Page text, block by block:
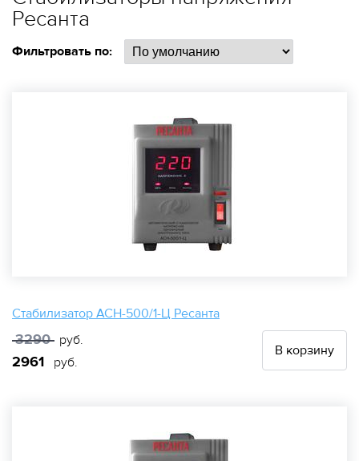
Ресанта
Фильтровать по:
Стабилизатор АСН-500/1-Ц Ресанта
3290 руб.
2961 руб.
В корзину